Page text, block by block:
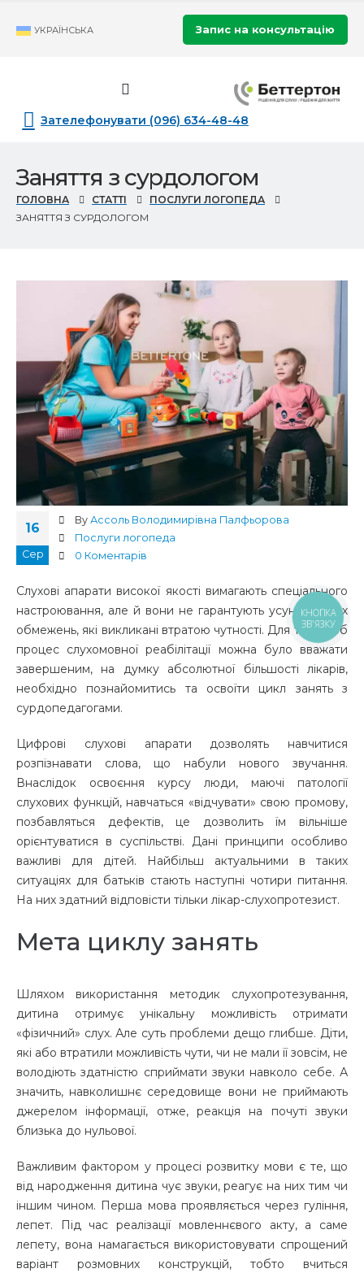
УКРАЇНСЬКА Запис на консультацію
Зателефонувати (096) 634-48-48
Заняття з сурдологом
ГОЛОВНА СТАТТІ
ПОСЛУГИ ЛОГОПЕДА
ЗАНЯТТЯ З СУРДОЛОГОМ
16
Сер
By Ассоль Володимирівна Палфьорова
Послуги логопеда
0 Коментарів
Слухові апарати високої якості вимагають спеціального
настроювання, але й вони не гарантують усунення тих
обмежень, які викликані втратою чутності. Для того щоб
процес слухомовної реабілітації можна було вважати
завершеним, на думку абсолютної більшості лікарів,
необхідно познайомитись та освоїти цикл занять з
сурдопедагогами.
Цифрові слухові апарати дозволять навчитися
розпізнавати слова, що набули нового звучання.
Внаслідок освоєння курсу люди, маючі патології
слухових функцій, навчаться «відчувати» свою промову,
позбавляться дефектів, це дозволить їм вільніше
орієнтуватися в суспільстві. Дані принципи особливо
важливі для дітей. Найбільш актуальними в таких
ситуаціях для батьків стають наступні чотири питання.
На них здатний відповісти тільки лікар-слухопротезист.
Мета циклу занять
Шляхом використання методик слухопротезування,
дитина отримує унікальну можливість отримати
«фізичний» слух. Але суть проблеми дещо глибше. Діти,
які або втратили можливість чути, чи не мали її зовсім, не
володіють здатністю сприймати звуки навколо себе. А
значить, навколишнє середовище вони не приймають
джерелом інформації, отже, реакція на почуті звуки
близька до нульової.
Важливим фактором у процесі розвитку мови є те, що
від народження дитина чує звуки, реагує на них тим чи
іншим чином. Перша мова проявляється через гуління,
лепет. Під час реалізації мовленнєвого акту, а саме
лепету, вона намагається використовувати спрощений
варіант розмовних конструкцій, тобто вчиться
КНОПКА
ЗВ'ЯЗКУ